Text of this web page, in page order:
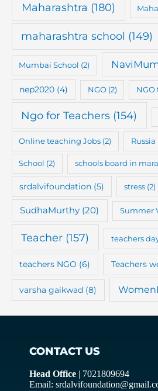
Maharashtra (180)
maharashtra school (149)
Mumbai School (2)
nep2020(4) NGO(2) NGO
Ngo for Teachers (154)
Online teaching Jobs (2)
School (2) schools board in
srdalvifoundation (5) stress (2)
SudhaMurthy (20) Summer
Teacher (157) teachers
teachers NGO (6) Teachers
varsha gaikwad (8)
CONTACT US
Head Office | 7021809694
Email: